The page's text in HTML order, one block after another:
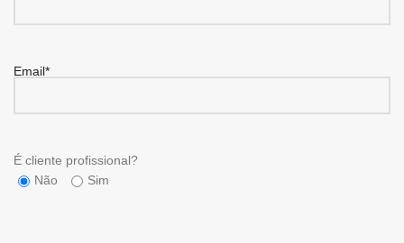
Email*
É cliente profissional?
Não
Sim